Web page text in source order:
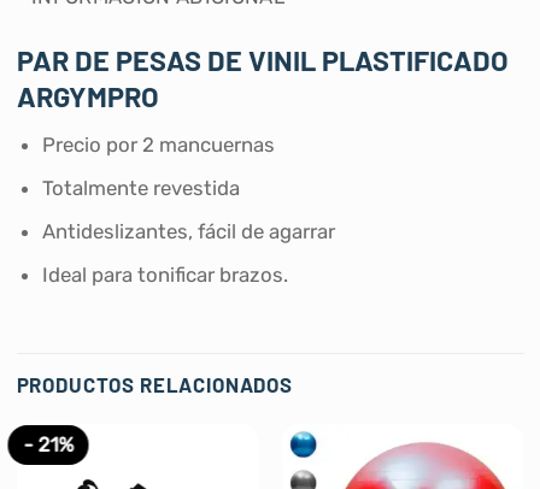
PAR DE PESAS DE VINIL PLASTIFICADO
ARGYMPRO
Precio por 2 mancuernas
Totalmente revestida
Antideslizantes, fácil de agarrar
Ideal para tonificar brazos.
PRODUCTOS RELACIONADOS
- 21%